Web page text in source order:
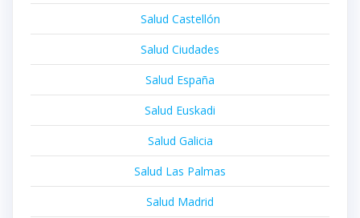
Salud Castellón
Salud Ciudades
Salud España
Salud Euskadi
Salud Galicia
Salud Las Palmas
Salud Madrid